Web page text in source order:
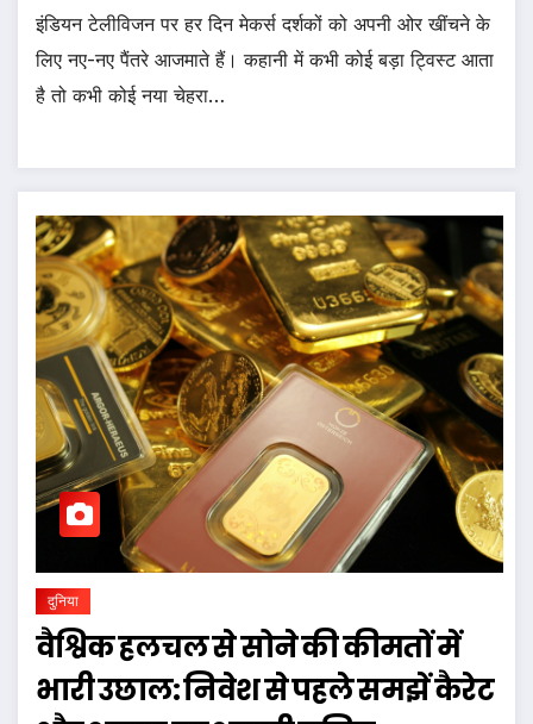
इंडियन टेलीविजन पर हर दिन मेकर्स दर्शकों को अपनी ओर खींचने के
लिए नए-नए पैंतरे आजमाते हैं। कहानी में कभी कोई बड़ा ट्विस्ट आता
है तो कभी कोई नया चेहरा…
दुनिया
वैश्विक हलचल से सोने की कीमतों में
भारी उछाल: निवेश से पहले समझें कैरेट